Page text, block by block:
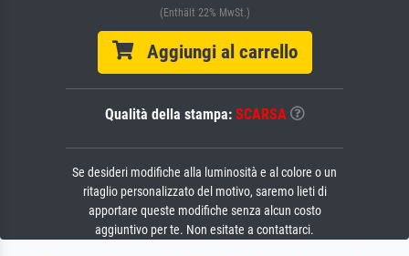
(Enthält 22% MwSt.)
Aggiungi al carrello
Qualità della stampa: SCARSA
Se desideri modifiche alla luminosità e al colore o un
ritaglio personalizzato del motivo, saremo lieti di
apportare queste modifiche senza alcun costo
aggiuntivo per te. Non esitate a contattarci.